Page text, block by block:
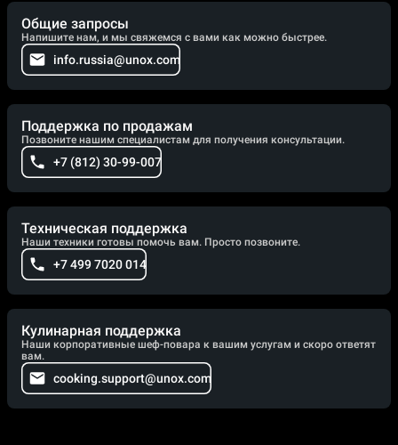
Общие запросы
Напишите нам, и мы свяжемся с вами как можно быстрее.
info.russia@unox.com
Поддержка по продажам
Позвоните нашим специалистам для получения консультации.
+7 (812) 30-99-007
Техническая поддержка
Наши техники готовы помочь вам. Просто позвоните.
+7 499 7020 014
Кулинарная поддержка
Наши корпоративные шеф-повара к вашим услугам и скоро ответят
вам.
cooking.support@unox.com